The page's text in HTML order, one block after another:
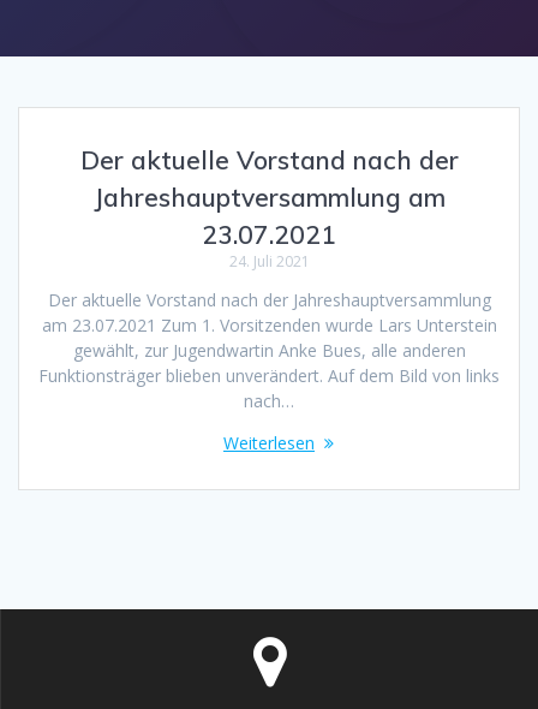
Der aktuelle Vorstand nach der
Jahreshauptversammlung am
23.07.2021
24. Juli 2021
Der aktuelle Vorstand nach der Jahreshauptversammlung
am 23.07.2021 Zum 1. Vorsitzenden wurde Lars Unterstein
gewählt, zur Jugendwartin Anke Bues, alle anderen
Funktionsträger blieben unverändert. Auf dem Bild von links
nach…
Weiterlesen